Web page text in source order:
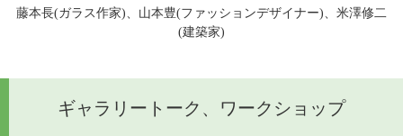
藤本長(ガラス作家)、山本豊(ファッションデザイナー)、米澤修二
(建築家)
ギャラリートーク、ワークショップ